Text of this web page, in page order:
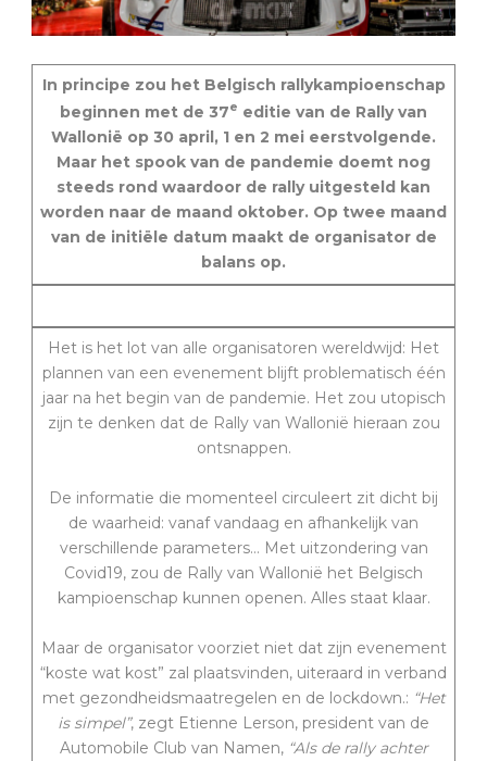
In principe zou het Belgisch rallykampioenschap
beginnen met de 37e editie van de Rally van
Wallonië op 30 april, 1 en 2 mei eerstvolgende.
Maar het spook van de pandemie doemt nog
steeds rond waardoor de rally uitgesteld kan
worden naar de maand oktober. Op twee maand
van de initiële datum maakt de organisator de
balans op.
Het is het lot van alle organisatoren wereldwijd: Het
plannen van een evenement blijft problematisch één
jaar na het begin van de pandemie. Het zou utopisch
zijn te denken dat de Rally van Wallonië hieraan zou
ontsnappen.
De informatie die momenteel circuleert zit dicht bij
de waarheid: vanaf vandaag en afhankelijk van
verschillende parameters… Met uitzondering van
Covid19, zou de Rally van Wallonië het Belgisch
kampioenschap kunnen openen. Alles staat klaar.
Maar de organisator voorziet niet dat zijn evenement
“koste wat kost” zal plaatsvinden, uiteraard in verband
met gezondheidsmaatregelen en de lockdown.: “Het
is simpel”, zegt Etienne Lerson, president van de
Automobile Club van Namen, “Als de rally achter